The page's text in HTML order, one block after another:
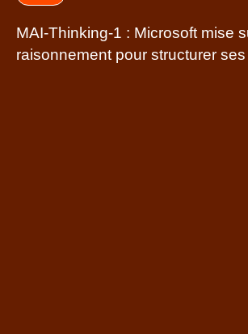
MAI-Thinking-1 : Microsoft mise
raisonnement pour structurer